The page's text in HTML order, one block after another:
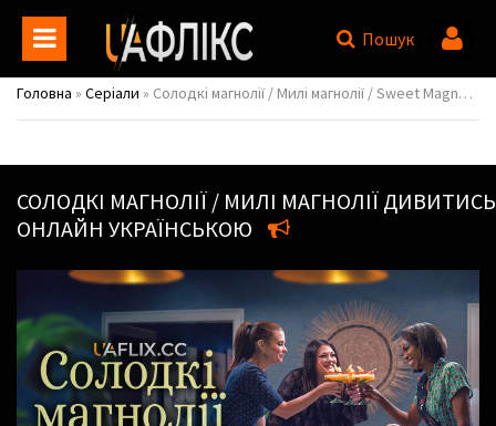
Пошук
Головна » Серіали » Солодкі магнолії / Милі магнолії / Sweet Magnolias
СОЛОДКІ МАГНОЛІЇ / МИЛІ МАГНОЛІЇ ДИВИТИСЬ
ОНЛАЙН УКРАЇНСЬКОЮ